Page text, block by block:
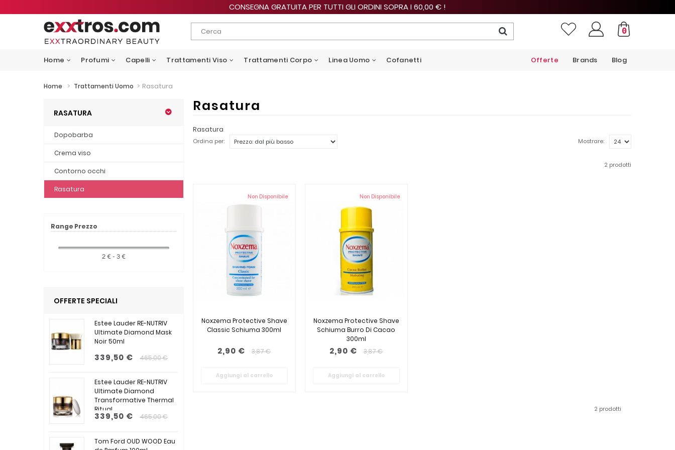
CONSEGNA GRATUITA PER TUTTI GLI ORDINI SOPRA I 60,00 € !
0
Home Profumi Capelli Trattamenti Viso Trattamenti Corpo Linea Uomo Cofanetti Blog
Brands
Offerte
Home > Trattamenti Uomo > Rasatura
RASATURA
Dopobarba
Crema viso
Contorno occhi
Rasatura
Range Prezzo
2 € - 3 €
OFFERTE SPECIALI
Estee Lauder RE-NUTRIV
Ultimate Diamond Mask
Noir 50ml
339,50 € 465,00 €
Estee Lauder RE-NUTRIV
Ultimate Diamond
Transformative Thermal
Ritual...
339,50 € 465,00 €
Tom Ford OUD WOOD Eau
Rasatura
Rasatura
Ordina per: Mostrare:
2 prodotti
Non Disponibile
Noxzema Protective Shave
Classic Schiuma 300ml
2,90 € 3,87 €
Aggiungi al carrello
Non Disponibile
Noxzema Protective Shave
Schiuma Burro Di Cacao
300ml
2,90 € 3,87 €
Aggiungi al carrello
2 prodotti